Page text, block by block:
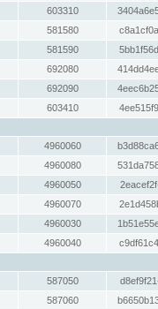
603310
581580
581590
692080
692090
603410
4960060
4960080
4960050
4960070
4960030
4960040
587050
587060